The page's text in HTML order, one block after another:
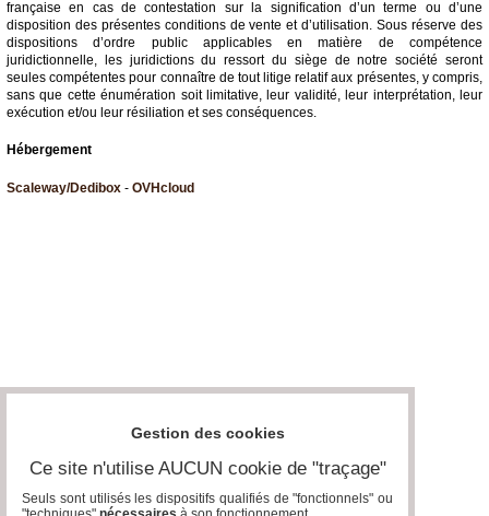
française en cas de contestation sur la signification d’un terme ou d’une
disposition des présentes conditions de vente et d’utilisation. Sous réserve des
dispositions d’ordre public applicables en matière de compétence
juridictionnelle, les juridictions du ressort du siège de notre société seront
seules compétentes pour connaître de tout litige relatif aux présentes, y compris,
sans que cette énumération soit limitative, leur validité, leur interprétation, leur
exécution et/ou leur résiliation et ses conséquences.
Hébergement
Scaleway/Dedibox - OVHcloud
Gestion des cookies
Ce site n'utilise AUCUN cookie de "traçage"
Seuls sont utilisés les dispositifs qualifiés de "fonctionnels" ou